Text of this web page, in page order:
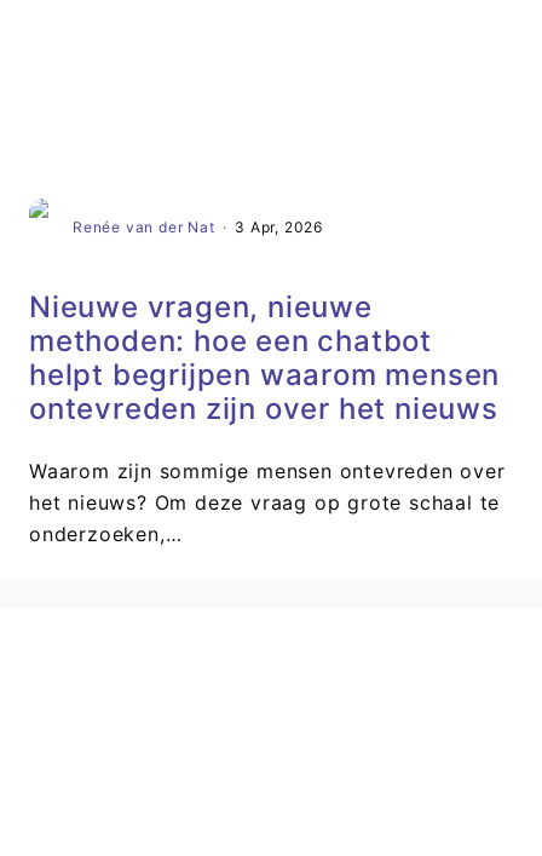
Renée van der Nat · 3 Apr, 2026
Nieuwe vragen, nieuwe
methoden: hoe een chatbot
helpt begrijpen waarom mensen
ontevreden zijn over het nieuws
Waarom zijn sommige mensen ontevreden over
het nieuws? Om deze vraag op grote schaal te
onderzoeken,…